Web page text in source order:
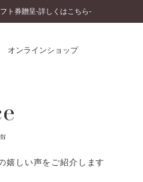
ト券贈呈-詳しくはこちら-
オンラインショップ
指輪とは
指輪とは
トリングとは
嬉しい声をご紹介します